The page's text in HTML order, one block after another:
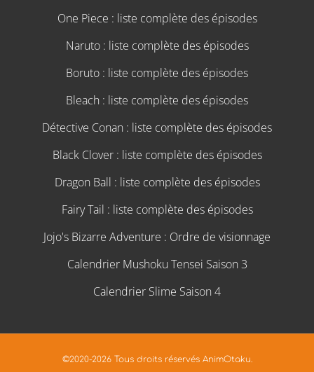
One Piece : liste complète des épisodes
Naruto : liste complète des épisodes
Boruto : liste complète des épisodes
Bleach : liste complète des épisodes
Détective Conan : liste complète des épisodes
Black Clover : liste complète des épisodes
Dragon Ball : liste complète des épisodes
Fairy Tail : liste complète des épisodes
Jojo's Bizarre Adventure : Ordre de visionnage
Calendrier Mushoku Tensei Saison 3
Calendrier Slime Saison 4
©2020-2026 Tous droits réservés AnimOtaku.